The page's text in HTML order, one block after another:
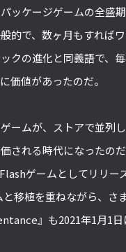
ッケージゲームの全盛
的で、数ヶ月もすれば
クの進化と同義語で、
価値があったのだ。
ームが、ストアで並列
される時代になったの
ゲームとしてリリー
移植を重ねながら、さ
』も2021年1月1